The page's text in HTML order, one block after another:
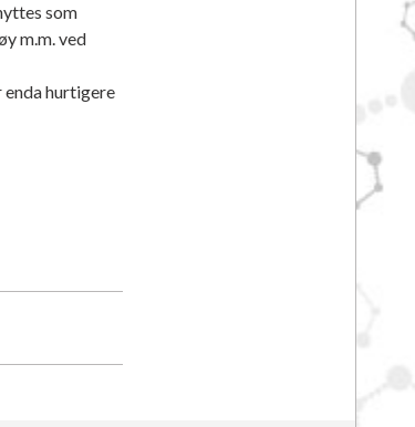
som
m.m. ved
enda hurtigere